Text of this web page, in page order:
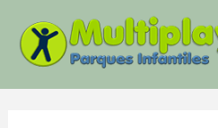
contenido